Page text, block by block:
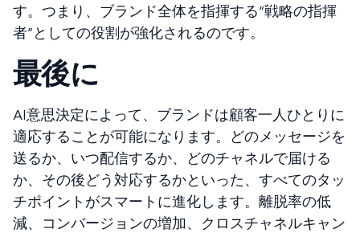
す。つまり、ブランド全体を指揮する“戦略の指揮
者”としての役割が強化されるのです。
最後に
AI意思決定によって、ブランドは顧客一人ひとりに
適応することが可能になります。どのメッセージを
送るか、いつ配信するか、どのチャネルで届ける
か、その後どう対応するかといった、すべてのタッ
チポイントがスマートに進化します。離脱率の低
減、コンバージョンの増加、クロスチャネルキャン